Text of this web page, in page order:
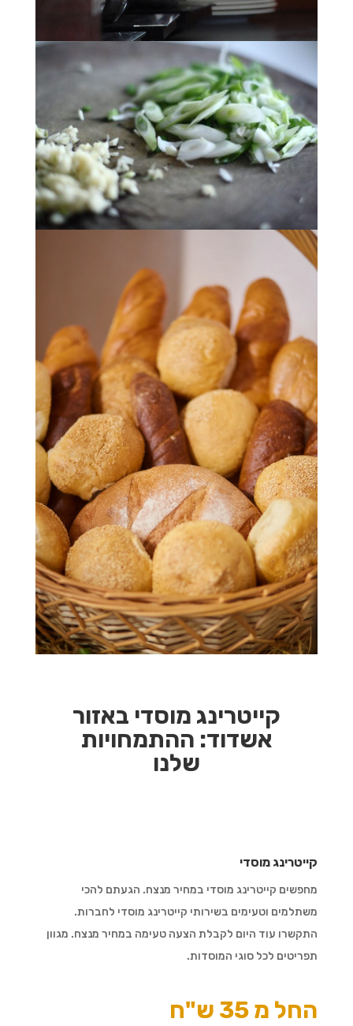
קייטרינג מוסדי באזור
אשדוד: ההתמחויות
שלנו
קייטרינג מוסדי
מחפשים קייטרינג מוסדי במחיר מנצח. הגעתם להכי
משתלמים וטעימים בשירותי קייטרינג מוסדי לחברות.
התקשרו עוד היום לקבלת הצעה טעימה במחיר מנצח. מגוון
תפריטים לכל סוגי המוסדות.
החל מ 35 ש"ח